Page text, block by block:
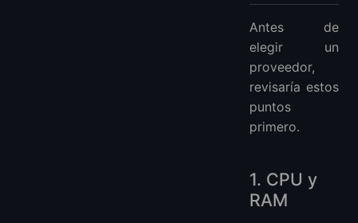
Antes de
elegir un
proveedor,
revisaría estos
puntos
primero.
1. CPU y
RAM